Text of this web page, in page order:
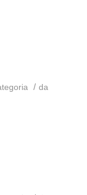
/ da